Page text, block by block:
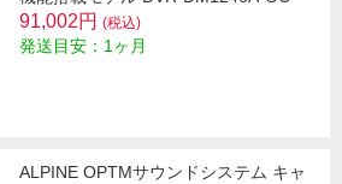
91,002円 (税込)
発送目安：1ヶ月
ALPINE OPTMサウンドシステム キャ